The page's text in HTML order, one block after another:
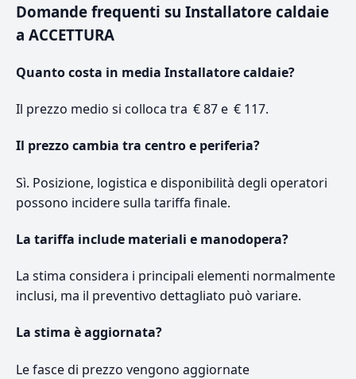
Domande frequenti su Installatore caldaie
a ACCETTURA
Quanto costa in media Installatore caldaie?
Il prezzo medio si colloca tra € 87 e € 117.
Il prezzo cambia tra centro e periferia?
Sì. Posizione, logistica e disponibilità degli operatori
possono incidere sulla tariffa finale.
La tariffa include materiali e manodopera?
La stima considera i principali elementi normalmente
inclusi, ma il preventivo dettagliato può variare.
La stima è aggiornata?
Le fasce di prezzo vengono aggiornate